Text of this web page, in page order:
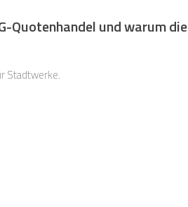
Quotenhandel und warum die
Stadtwerke.